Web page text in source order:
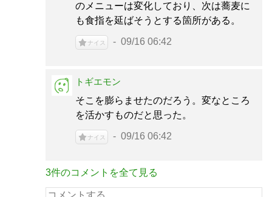
のメニューは変化しており、次は蕎麦に
も食指を延ばそうとする箇所がある。
ナイス 09/16 06:42
トギエモン
そこを膨らませたのだろう。変なところ
を活かすものだと思った。
ナイス 09/16 06:42
3件のコメントを全て見る